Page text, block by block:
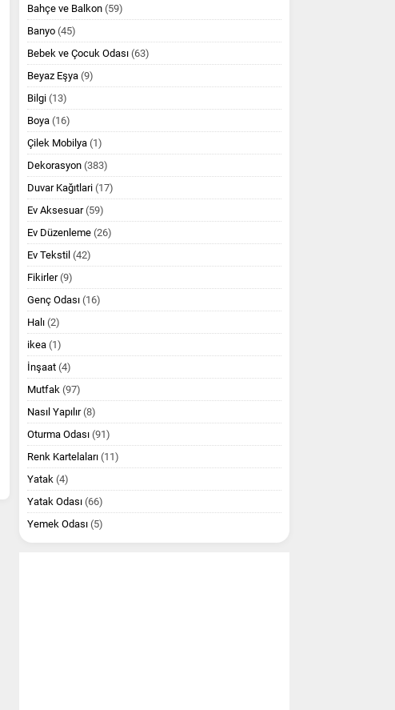
Bahçe ve Balkon (59)
Banyo (45)
Bebek ve Çocuk Odası (63)
Beyaz Eşya (9)
Bilgi (13)
Boya (16)
Çilek Mobilya (1)
Dekorasyon (383)
Duvar Kağıtlari (17)
Ev Aksesuar(59)
Ev Düzenleme (26)
Ev Tekstil (42)
Fikirler(9)
Genç Odası (16)
Halı (2)
ikea (1)
İnşaat (4)
Mutfak (97)
Nasıl Yapılır(8)
Oturma Odası (91)
Renk Kartelaları (11)
Yatak (4)
Yatak Odası (66)
Yemek Odası (5)